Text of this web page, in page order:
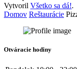
Vytvoril Všetko sa dá!.
Domov Reštaurácie
Otváracie hodiny